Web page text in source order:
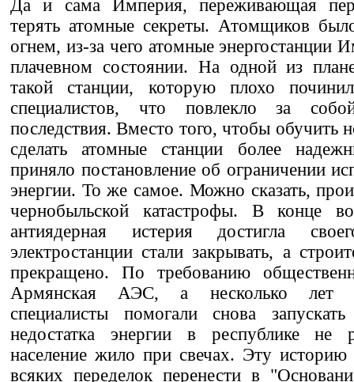
Да и сама Империя, переживающая
терять атомные секреты. Атомщиков
огнем, из-за чего атомные энергостанции
плачевном состоянии. На одной из
такой станции, которую плохо
специалистов, что повлекло за собой
последствия. Вместо того, чтобы обучить
сделать атомные станции более
приняло постановление об ограничении
энергии. То же самое. Можно сказать,
чернобыльской катастрофы. В конце
антиядерная истерия достигла
электростанции стали закрывать, а
прекращено. По требованию
Армянская АЭС, а несколько лет
специалисты помогали снова
недостатка энергии в республике не
население жило при свечах. Эту
всяких переделок перенести в